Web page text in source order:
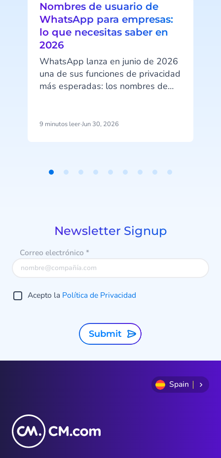
Nombres de usuario de
WhatsApp para empresas:
lo que necesitas saber en
2026
WhatsApp lanza en junio de 2026
una de sus funciones de privacidad
más esperadas: los nombres de
de teléfono al contactar con tu
identificas clientes, gestionas
9 minutos leer·Jun 30, 2026
Newsletter Signup
Correo electrónico *
Acepto la Política de Privacidad
Submit
Spain